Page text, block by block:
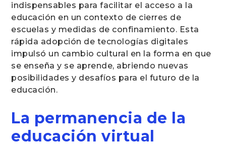
indispensables para facilitar el acceso a la
educación en un contexto de cierres de
escuelas y medidas de confinamiento. Esta
rápida adopción de tecnologías digitales
impulsó un cambio cultural en la forma en que
se enseña y se aprende, abriendo nuevas
posibilidades y desafíos para el futuro de la
educación.
La permanencia de la
educación virtual